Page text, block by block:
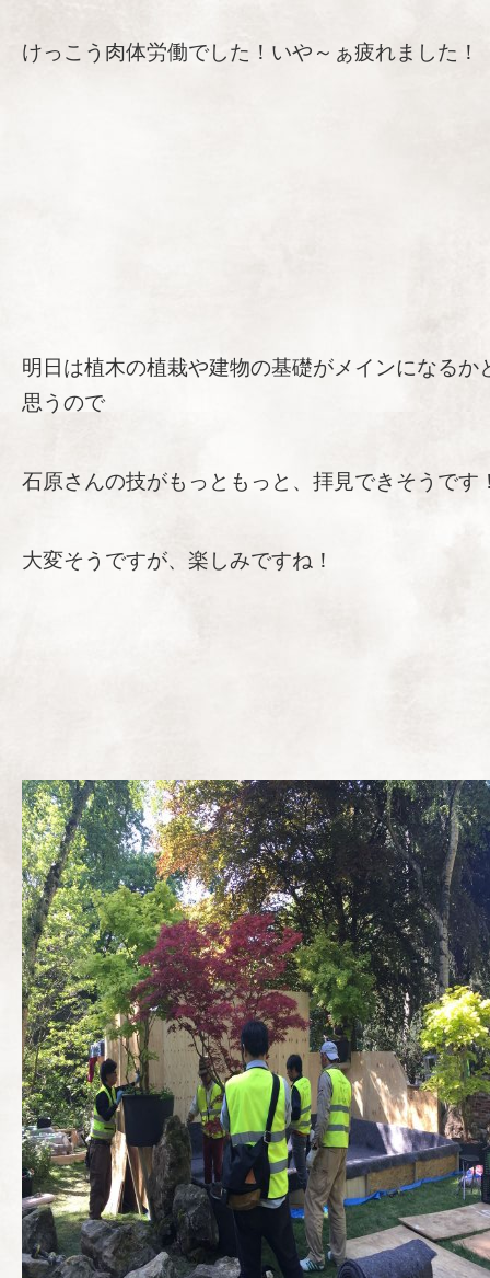
けっこう肉体労働でした！いや～ぁ疲れました！
明日は植木の植栽や建物の基礎がメインになるか
思うので
石原さんの技がもっともっと、拝見できそうです
大変そうですが、楽しみですね！